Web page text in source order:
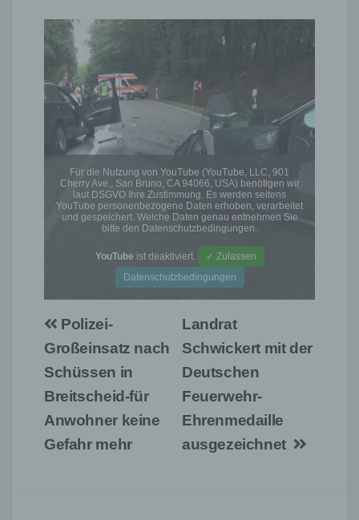
Für die Nutzung von YouTube (YouTube, LLC, 901
Cherry Ave., San Bruno, CA 94066, USA) benötigen wir
laut DSGVO Ihre Zustimmung. Es werden seitens
YouTube personenbezogene Daten erhoben, verarbeitet
und gespeichert. Welche Daten genau entnehmen Sie
bitte den Datenschutzbedingungen.
YouTube ist deaktiviert.
✓ Zulassen
Datenschutzbedingungen
Beitragsnavigation
Landrat
Schwickert mit der
Deutschen
Feuerwehr-
Ehrenmedaille
ausgezeichnet
Polizei-
Großeinsatz nach
Schüssen in
Breitscheid-für
Anwohner keine
Gefahr mehr